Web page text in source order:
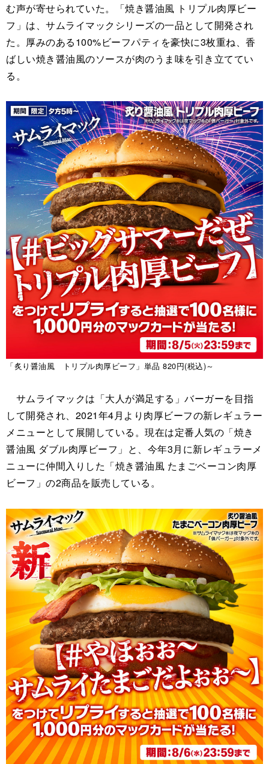
む声が寄せられていた。「焼き醤油風 トリプル肉厚ビー
フ」は、サムライマックシリーズの一品として開発され
た。厚みのある100%ビーフパティを豪快に3枚重ね、香
ばしい焼き醤油風のソースが肉のうま味を引き立ててい
る。
「炙り醤油風 トリプル肉厚ビーフ」単品 820円(税込)～
サムライマックは「大人が満足する」バーガーを目指
して開発され、2021年4月より肉厚ビーフの新レギュラー
メニューとして展開している。現在は定番人気の「焼き
醤油風 ダブル肉厚ビーフ」と、今年3月に新レギュラーメ
ニューに仲間入りした「焼き醤油風 たまごベーコン肉厚
ビーフ」の2商品を販売している。